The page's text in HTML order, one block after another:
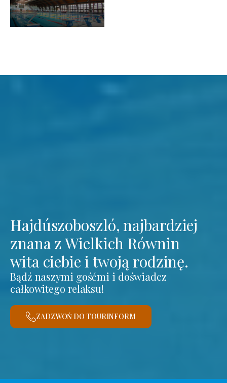
Hajdúszoboszló, najbardziej
znana z Wielkich Równin
wita ciebie i twoją rodzinę.
Bądź naszymi gośćmi i doświadcz
całkowitego relaksu!
ZADZWOŃ DO TOURINFORM